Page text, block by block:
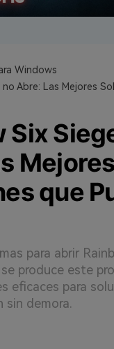
Datos
Windows
no Abre: Las Mejores
Six
Mejores
que
para abrir
produce este
eficaces para
sin demora.